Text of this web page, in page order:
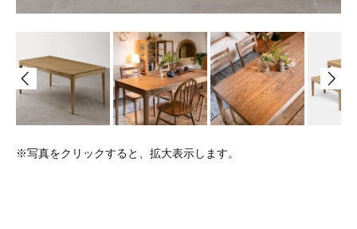
※写真をクリックすると、拡大表示します。